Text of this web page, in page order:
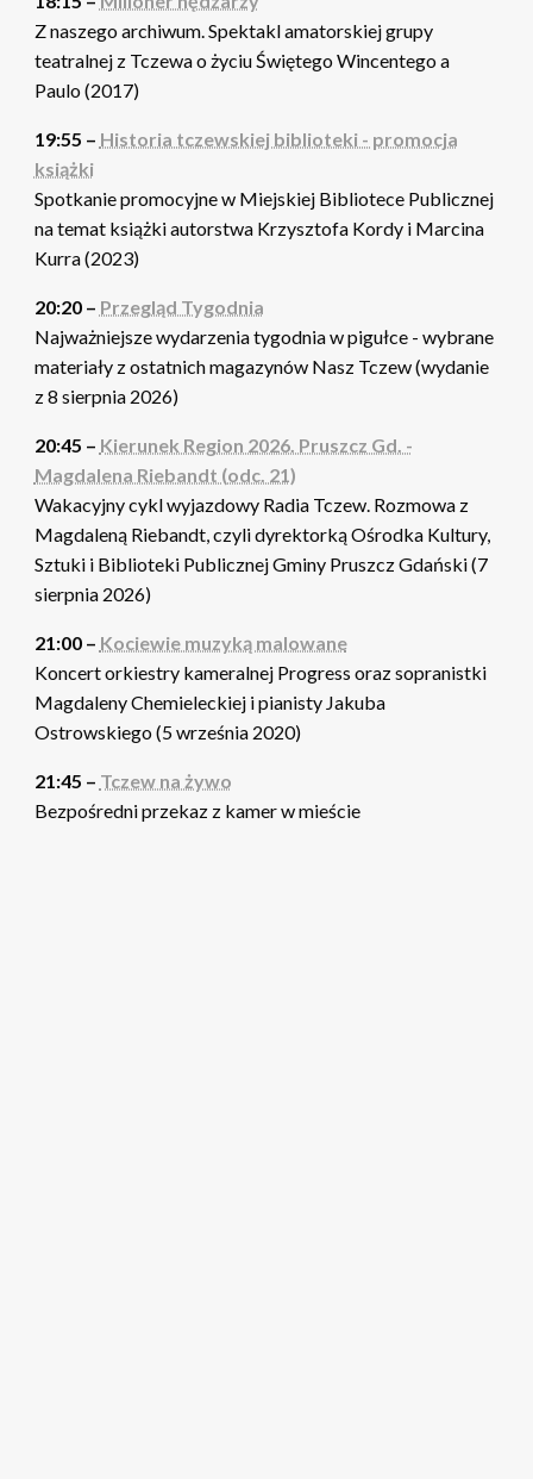
Z naszego archiwum. Spektakl amatorskiej grupy
teatralnej z Tczewa o życiu Świętego Wincentego a
Paulo (2017)
19:55 – Historia tczewskiej biblioteki - promocja
książki
Spotkanie promocyjne w Miejskiej Bibliotece Publicznej
na temat książki autorstwa Krzysztofa Kordy i Marcina
Kurra (2023)
20:20 – Przegląd Tygodnia
Najważniejsze wydarzenia tygodnia w pigułce - wybrane
materiały z ostatnich magazynów Nasz Tczew (wydanie
z 8 sierpnia 2026)
20:45 – Kierunek Region 2026. Pruszcz Gd. -
Magdalena Riebandt (odc. 21)
Wakacyjny cykl wyjazdowy Radia Tczew. Rozmowa z
Magdaleną Riebandt, czyli dyrektorką Ośrodka Kultury,
Sztuki i Biblioteki Publicznej Gminy Pruszcz Gdański (7
sierpnia 2026)
21:00 – Kociewie muzyką malowane
Koncert orkiestry kameralnej Progress oraz sopranistki
Magdaleny Chemieleckiej i pianisty Jakuba
Ostrowskiego (5 września 2020)
21:45 – Tczew na żywo
Bezpośredni przekaz z kamer w mieście